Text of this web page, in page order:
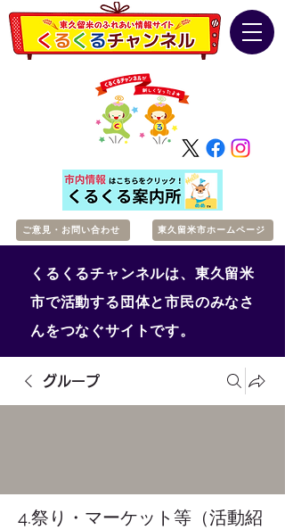
ご意見・お問い合わせ 東久留米市ホームページ
くるくるチャンネルは、東久留米
市で活動する団体と市民のみなさ
んをつなぐサイトです。
グループ
4.祭り・マーケット等（活動紹